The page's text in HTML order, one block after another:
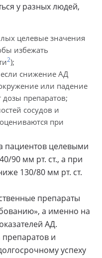
у разных людей,
целевые значения
избежать
2);
снижение АД
или падение
дозы препаратов;
сосудов и
при
пациентов целевыми
90 мм рт. ст., а при
130/80 мм рт. ст.
препараты
а именно на
АД.
и
успеху